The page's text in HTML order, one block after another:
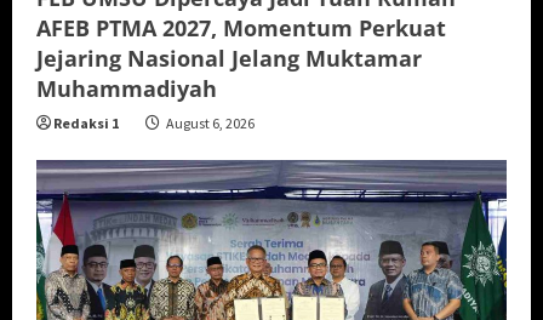
AFEB PTMA 2027, Momentum Perkuat
Jejaring Nasional Jelang Muktamar
Muhammadiyah
Redaksi 1 August 6, 2026